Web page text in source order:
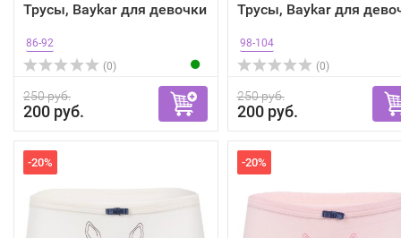
Трусы, Baykar для девочки
86-92
(0)
250 руб.
200 руб.
Трусы, Baykar для
98-104
(0)
250 руб.
200 руб.
-20% -20%